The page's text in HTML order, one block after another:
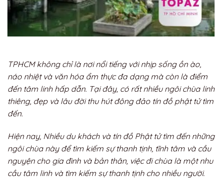
TPHCM không chỉ là nơi nổi tiếng với nhịp sống ồn ào,
náo nhiệt và văn hóa ẩm thực đa dạng mà còn là điểm
đến tâm linh hấp dẫn. Tại đây, có rất nhiều ngôi chùa linh
thiêng, đẹp và lâu đời thu hút đông đảo tín đồ phật tử tìm
đến.
Hiện nay, Nhiều du khách và tín đồ Phật tử tìm đến những
ngôi chùa này để tìm kiếm sự thanh tịnh, tĩnh tâm và cầu
nguyện cho gia đình và bản thân, việc đi chùa là một nhu
cầu tâm linh và tìm kiếm sự thanh tịnh cho nhiều người.